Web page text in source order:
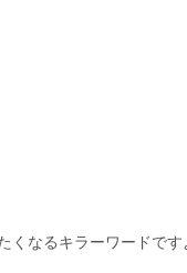
くなるキラーワードです